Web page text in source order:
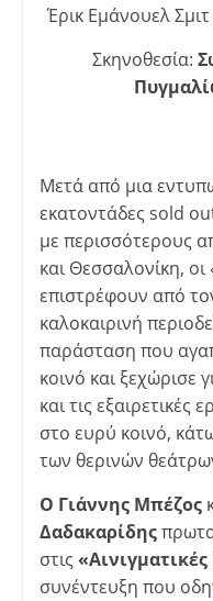
Έρικ Εμάνουελ Σμιτ
Σκηνοθεσία:
Μετά από μια
εκατοντάδες sold
με περισσότερους
και Θεσσαλονίκη, οι
επιστρέφουν από
καλοκαιρινή
παράσταση που
κοινό και ξεχώρισε
και τις εξαιρετικές
στο ευρύ κοινό,
των θερινών
Ο Γιάννης Μπέζος
Δαδακαρίδης
στις
συνέντευξη που